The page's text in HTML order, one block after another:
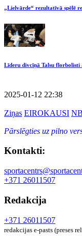
„Lielvārde“ rezultatīvā spēlē
Līderu divcīņā Talsu
2025-01-12 22:38
Ziņas EIROKAUSI
Pārslēgties uz pilno
Kontakti:
+371 26011507
Redakcija
+371 26011507
redakcijas e-pasts (preses